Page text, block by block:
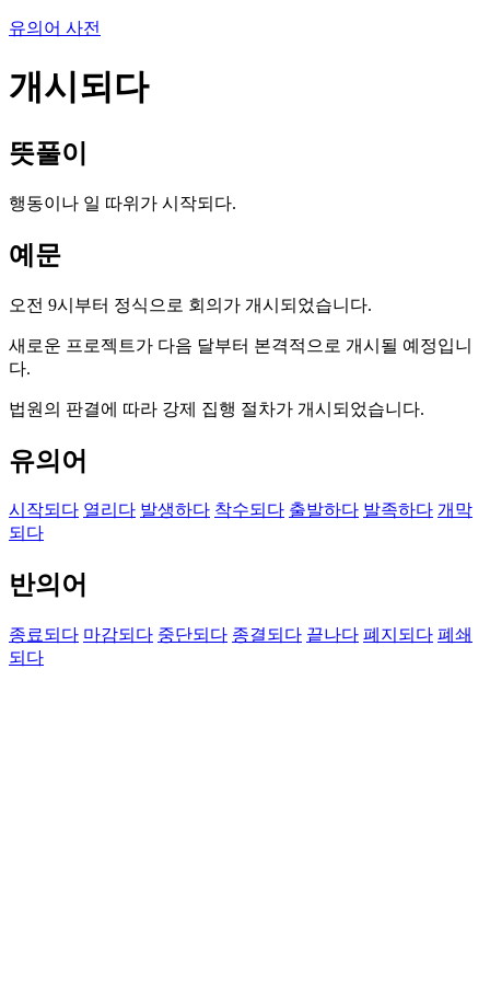
유의어 사전
개시되다
뜻풀이
행동이나 일 따위가 시작되다.
예문
오전 9시부터 정식으로 회의가 개시되었습니다.
새로운 프로젝트가 다음 달부터 본격적으로 개시될 예정입니
다.
법원의 판결에 따라 강제 집행 절차가 개시되었습니다.
유의어
시작되다 열리다 발생하다 착수되다 출발하다 발족하다 개막
되다
반의어
종료되다 마감되다 중단되다 종결되다 끝나다 폐지되다 폐쇄
되다